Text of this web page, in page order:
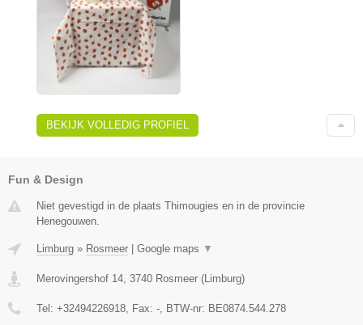
BEKIJK VOLLEDIG PROFIEL
Fun & Design
Niet gevestigd in de plaats Thimougies en in de provincie
Henegouwen.
Limburg » Rosmeer | Google maps ▼
Merovingershof 14 3740 Rosmeer (Limburg)
Tel: +32494226918 , Fax: - , BTW-nr: BE0874.544.278